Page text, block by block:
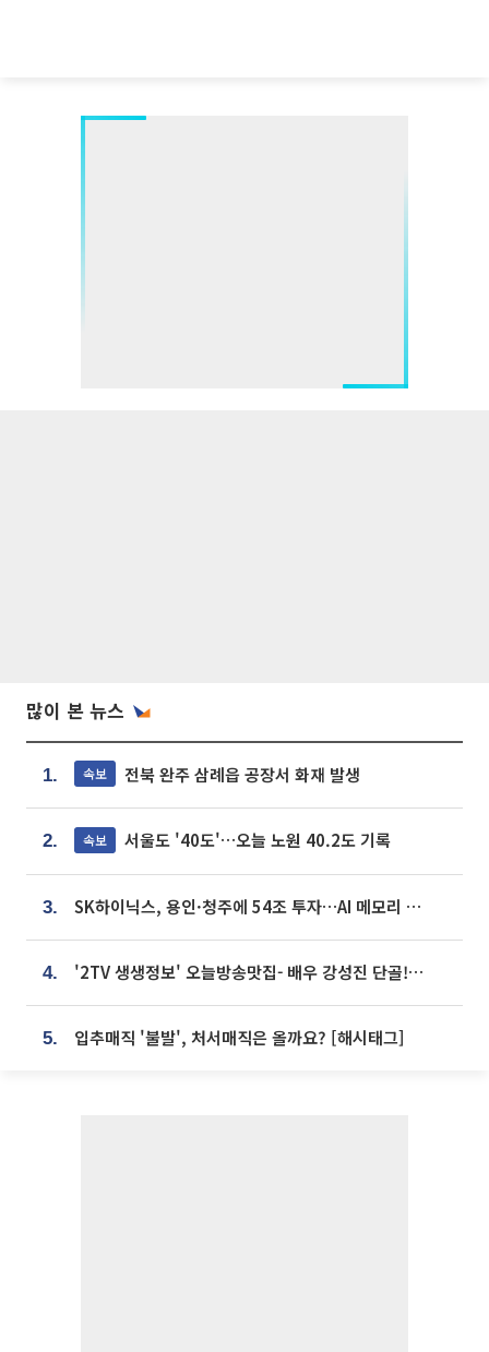
많이 본 뉴스
1. 속보 전북 완주 삼례읍 공장서 화재 발생
2. 속보 서울도 '40도'…오늘 노원 40.2도 기록
3. SK하이닉스, 용인·청주에 54조 투자…AI 메모리 생산기지 키운다
4. '2TV 생생정보' 오늘방송맛집- 배우 강성진 단골! 쌀국수ㆍ푸팟퐁 커리 맛집 '블○○○'
5. 입추매직 '불발', 처서매직은 올까요? [해시태그]